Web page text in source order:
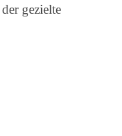
gezielte